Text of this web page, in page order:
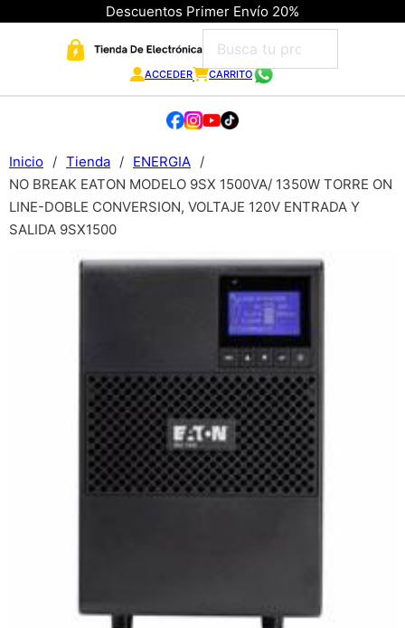
Descuentos Primer Envío 20%
ACCEDER CARRITO
Inicio / Tienda / ENERGIA /
NO BREAK EATON MODELO 9SX 1500VA/ 1350W TORRE ON
LINE-DOBLE CONVERSION, VOLTAJE 120V ENTRADA Y
SALIDA 9SX1500